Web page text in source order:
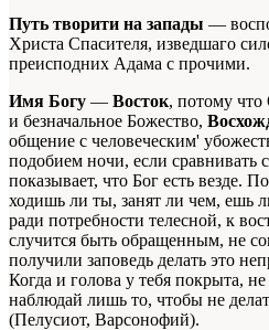
Путь творити на запады —
Христа Спасителя, изведшаго
преисподних Адама с прочими.
Имя Богу — Восток, потому
и безначальное Божество,
общение с человеческим'
подобием ночи, если сравнивать
показывает, что Бог есть везде.
ходишь ли ты, занят ли чем, ешь
ради потребности телесной, к
случится быть обращенным, не
получили заповедь делать это
Когда и голова у тебя покрыта,
наблюдай лишь то, чтобы не
(Пелусиот, Варсонофий).